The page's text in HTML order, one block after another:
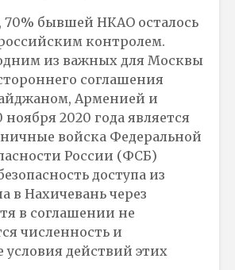
70% бывшей НКАО осталось
контролем.
из важных для Москвы
соглашения
Арменией и
ноября 2020 года является
войска Федеральной
России (ФСБ)
доступа из
в Нахичевань через
в соглашении не
численность и
условия действий этих